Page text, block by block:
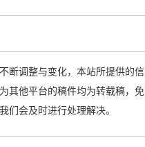
断调整与变化，本站所提供的
其他平台的稿件均为转载稿
们会及时进行处理解决。